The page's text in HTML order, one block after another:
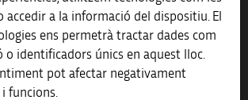
a la informació del dispositiu. El
ens permetrà tractar dades com
identificadors únics en aquest lloc.
pot afectar negativament
funcions.
d’activitats de tractament
web